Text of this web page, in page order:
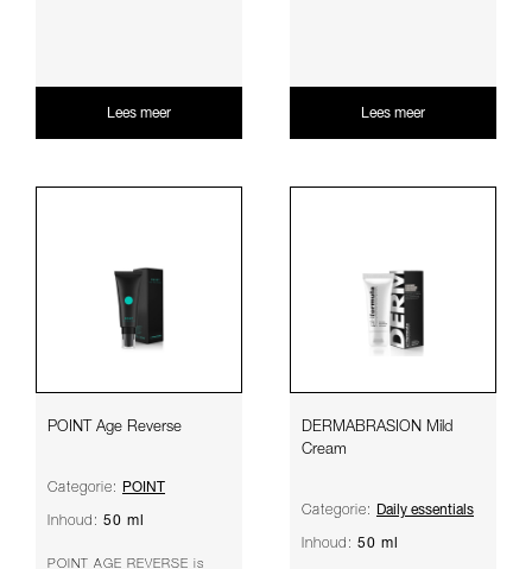
Lees meer Lees meer
POINT Age Reverse
Categorie: POINT
Inhoud: 50 ml
POINT AGE REVERSE is
DERMABRASION Mild
Cream
Categorie: Daily essentials
Inhoud: 50 ml